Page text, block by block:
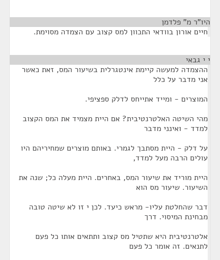
היו"ר מ" פלדמן
חיים אורון בוודאי התכוון למס קצוב עם הצמדה מסוימת.
י י גבאי
ההצמדה למעשה קיימת אינטגרלית בשיעור המס, זאת כאשר
אני מדבר על כלל
המוצרים - ומייד אתייחס לדלק ספציפי.
מהי השיטה האלטרנטיבית? אם היית מצמיד את המס הקצוב
למדד - ואינני מדבר
על דלק - היית מסתבך לגמרי. באותם מוצרים שמחיריהם היו
עולים הרבה מעל למדד,
היית מוריד את שיעור המס, באחרים. היית מעלה כל; שנה את
השיעור. שיעור מס הוא
דבר שהחלטת עליו- מראש כיעד. לכן י זו לא שיטה טובה
מבחינת המיסוי. דרך
אלטרנטיבית היא שתטיל מס קצוב ותתאים אותו כל פעם
לתנאים. זה אומר כל פעם